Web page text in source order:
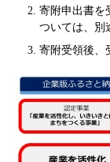
寄附申出書を
ついては、別
寄附受領後、